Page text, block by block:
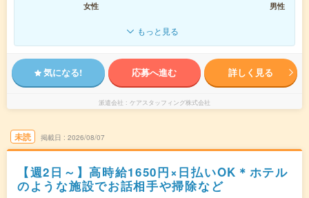
女性
男性
もっと見る
気になる! 応募へ進む 詳しく見る
派遣会社 ケアスタッフィング株式会社
未読 掲載日 2026/08/07
【週2日～】高時給1650円×日払いOK＊ホテル
のような施設でお話相手や掃除など